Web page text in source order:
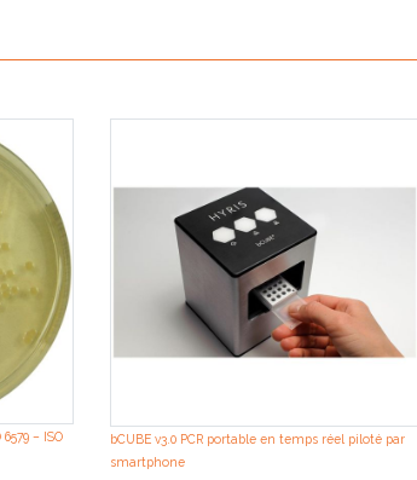
– ISO
bCUBE v3.0 PCR portable en temps réel piloté par
smartphone